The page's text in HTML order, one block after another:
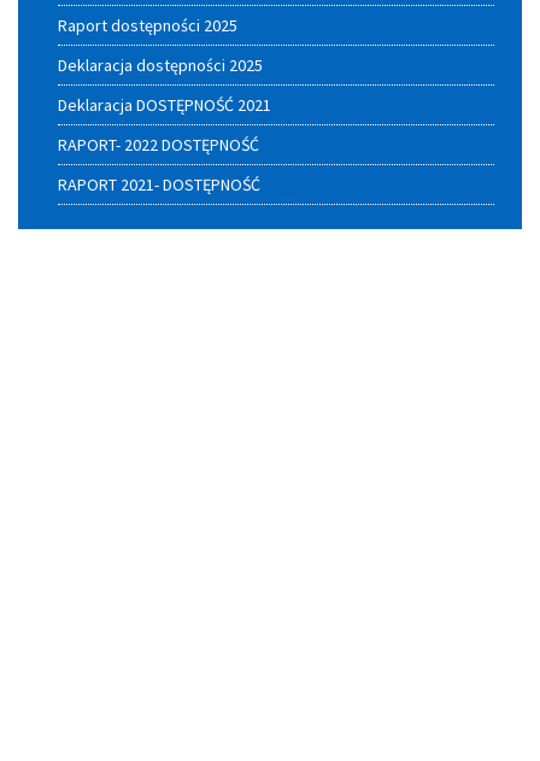
Raport dostępności 2025
Deklaracja dostępności 2025
Deklaracja DOSTĘPNOŚĆ 2021
RAPORT- 2022 DOSTĘPNOŚĆ
RAPORT 2021- DOSTĘPNOŚĆ